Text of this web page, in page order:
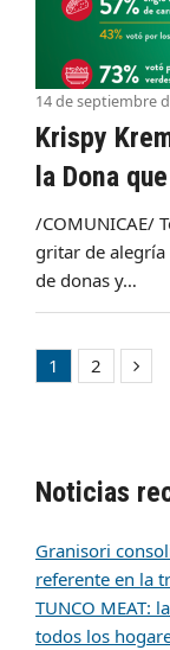
14 de septiembre
Krispy
la Dona
/COMUNICAE/
gritar de alegría
de donas y…
Page
1 Page
2
Noticias
Granisori
referente en la
TUNCO MEAT:
todos los